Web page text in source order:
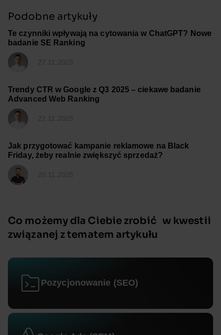
Podobne artykuły
Te czynniki wpływają na cytowania w ChatGPT? Nowe
badanie SE Ranking
Trendy CTR w Google z Q3 2025 – ciekawe badanie
Advanced Web Ranking
Jak przygotować kampanie reklamowe na Black
Friday, żeby realnie zwiększyć sprzedaż?
Co możemy dla Ciebie zrobić w kwestii
związanej z tematem artykułu
Pozycjonowanie (SEO)